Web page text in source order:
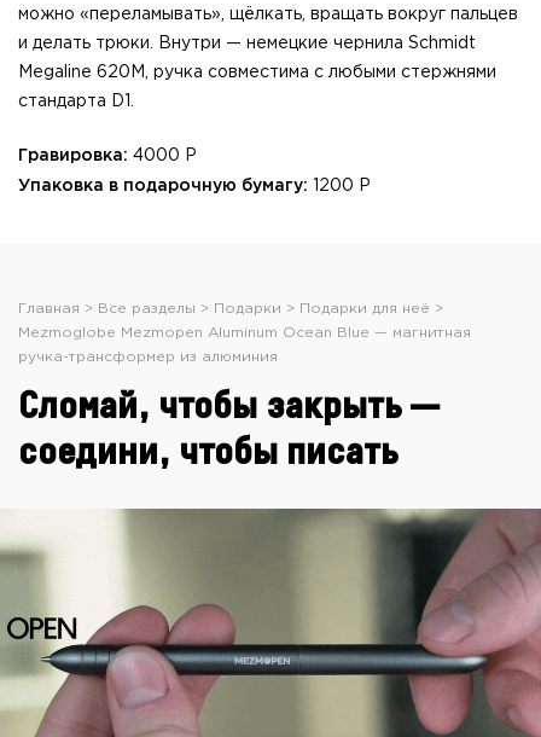
можно «переламывать», щёлкать, вращать вокруг пальцев
и делать трюки. Внутри — немецкие чернила Schmidt
Megaline 620M, ручка совместима с любыми стержнями
стандарта D1.
Гравировка: 4000 Р
Упаковка в подарочную бумагу: 1200 Р
Главная Все разделы Подарки
Подарки для неё
Mezmoglobe Mezmopen Aluminum Ocean Blue — магнитная
ручка-трансформер из алюминия
Сломай, чтобы закрыть —
соедини, чтобы писать